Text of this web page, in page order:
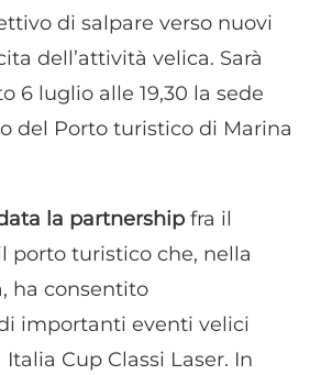
di salpare verso nuovi
dell’attività velica. Sarà
6 luglio alle 19,30 la sede
del Porto turistico di Marina
la partnership fra il
porto turistico che, nella
ha consentito
importanti eventi velici
Cup Classi Laser. In